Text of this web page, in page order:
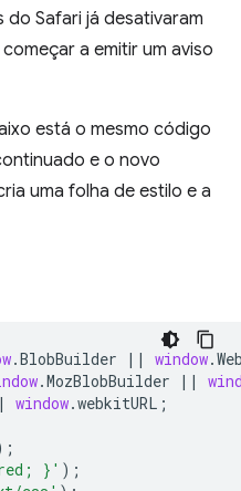
Safari já desativaram
a emitir um aviso
está o mesmo código
e o novo
uma folha de estilo e a
.BlobBuilder || window.
.MozBlobBuilder ||
window.webkitURL ;
}' );